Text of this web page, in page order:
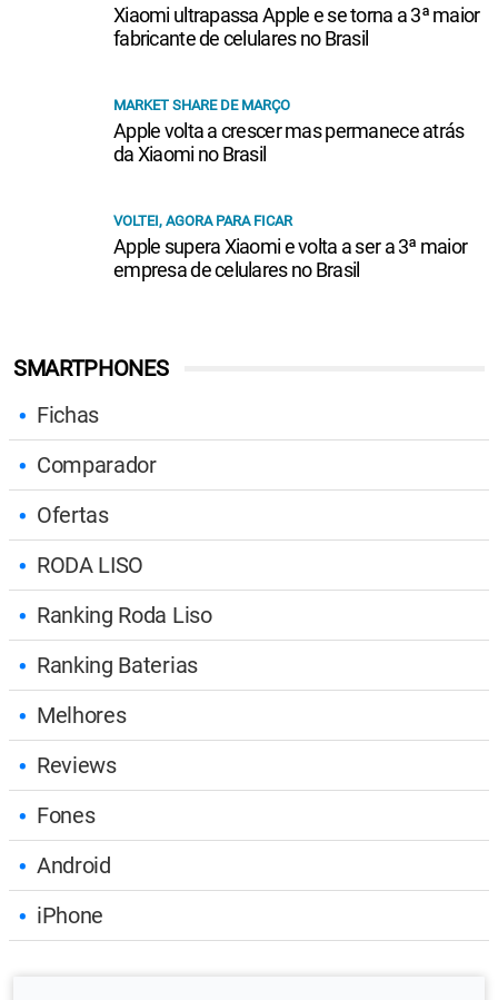
SMARTPHONES
Fichas
Comparador
Ofertas
RODA LISO
Ranking Roda Liso
Ranking Baterias
Melhores
Reviews
Fones
Android
iPhone
Xiaomi ultrapassa Apple e se torna a 3ª maior
fabricante de celulares no Brasil
MARKET SHARE DE MARÇO
Apple volta a crescer mas permanece atrás
da Xiaomi no Brasil
VOLTEI, AGORA PARA FICAR
Apple supera Xiaomi e volta a ser a 3ª maior
empresa de celulares no Brasil